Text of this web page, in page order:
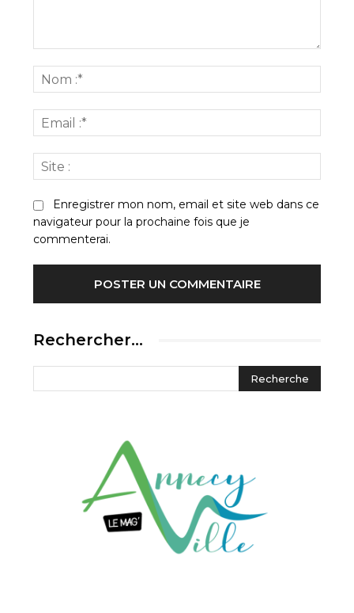
:*
:*
:
Enregistrer mon nom, email et site web dans ce
navigateur pour la prochaine fois que je
commenterai.
Rechercher…